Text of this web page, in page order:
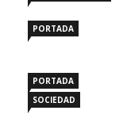
PORTADA
PORTADA
SOCIEDAD